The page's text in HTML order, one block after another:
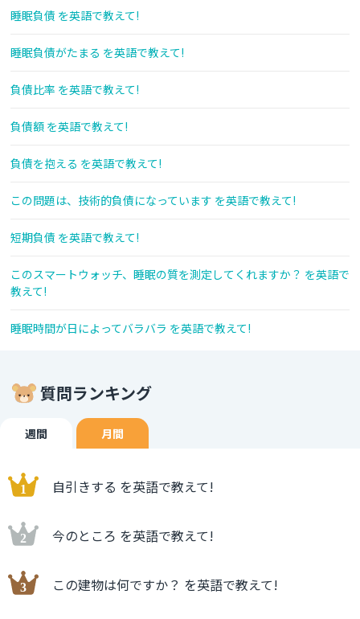
睡眠負債 を英語で教えて!
睡眠負債がたまる を英語で教えて!
負債比率 を英語で教えて!
負債額 を英語で教えて!
負債を抱える を英語で教えて!
この問題は、技術的負債になっています を英語で教えて!
短期負債 を英語で教えて!
このスマートウォッチ、睡眠の質を測定してくれますか？ を英語で
教えて!
睡眠時間が日によってバラバラ を英語で教えて!
質問ランキング
週間 月間
自引きする を英語で教えて!
今のところ を英語で教えて!
この建物は何ですか？ を英語で教えて!